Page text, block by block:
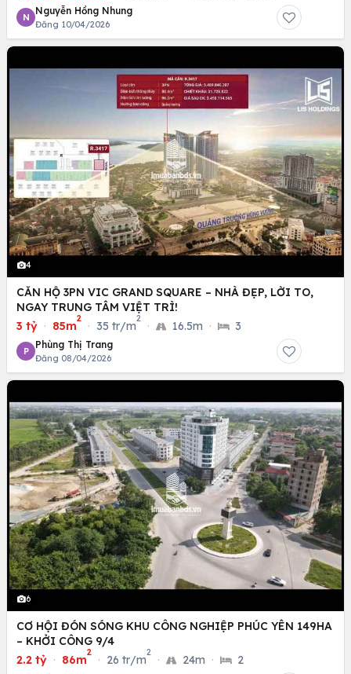
N
Nguyễn Hồng Nhung
Đăng 10/04/2026
4
CĂN HỘ 3PN VIC GRAND SQUARE – NHÀ ĐẸP, LỜI TO,
NGAY TRUNG TÂM VIỆT TRÌ!
3 tỷ · 85m
2
· 35 tr/m
2
· 16.5m · 3
P
Phùng Thị Trang
Đăng 08/04/2026
6
CƠ HỘI ĐÓN SÓNG KHU CÔNG NGHIỆP PHÚC YÊN 149HA
– KHỞI CÔNG 9/4
2.2 tỷ · 86m
2
· 26 tr/m
2
· 24m · 2